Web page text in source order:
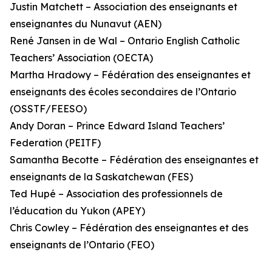
Justin Matchett – Association des enseignants et
enseignantes du Nunavut (AEN)
René Jansen in de Wal – Ontario English Catholic
Teachers’ Association (OECTA)
Martha Hradowy – Fédération des enseignantes et
enseignants des écoles secondaires de l’Ontario
(OSSTF/FEESO)
Andy Doran – Prince Edward Island Teachers’
Federation (PEITF)
Samantha Becotte – Fédération des enseignantes et
enseignants de la Saskatchewan (FES)
Ted Hupé – Association des professionnels de
l’éducation du Yukon (APEY)
Chris Cowley – Fédération des enseignantes et des
enseignants de l’Ontario (FEO)